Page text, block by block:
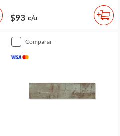
$93 c/u
comparar